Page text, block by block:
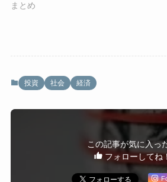
まとめ
投資 社会 経済
この記事が気に入っ
フォローしてね